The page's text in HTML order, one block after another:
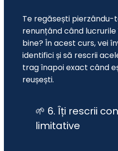
Te regăsești pierzându-
renunțând când
bine? În acest curs, vei
identifici și să rescrii
trag înapoi exact când
reușești.
🌱 6. Îți rescrii
limitative